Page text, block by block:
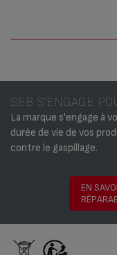
SEB S'ENGAGE
La marque s'engage à
durée de vie de vos
contre le gaspillage.
EN